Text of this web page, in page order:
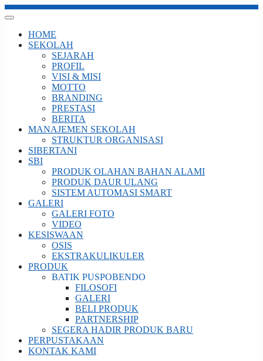
HOME
SEKOLAH
SEJARAH
PROFIL
VISI & MISI
MOTTO
BRANDING
PRESTASI
BERITA
MANAJEMEN SEKOLAH
STRUKTUR ORGANISASI
SIBERTANI
SBI
PRODUK OLAHAN BAHAN ALAMI
PRODUK DAUR ULANG
SISTEM AUTOMASI SMART
GALERI
GALERI FOTO
VIDEO
KESISWAAN
OSIS
EKSTRAKULIKULER
PRODUK
BATIK PUSPOBENDO
FILOSOFI
GALERI
BELI PRODUK
PARTNERSHIP
SEGERA HADIR PRODUK BARU
PERPUSTAKAAN
KONTAK KAMI